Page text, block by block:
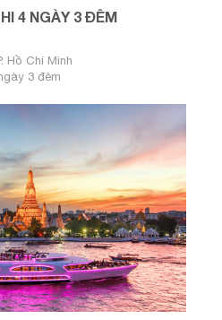
4 NGÀY 3 ĐÊM
Hồ Chí Minh
3 đêm